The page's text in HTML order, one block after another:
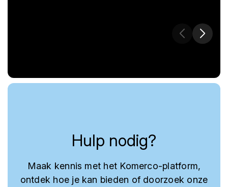
Hulp nodig?
Maak kennis met het Komerco-platform,
ontdek hoe je kan bieden of doorzoek onze